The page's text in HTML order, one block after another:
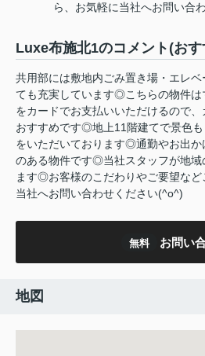
ら、お気軽に当社へお問い合
Luxe布施北1のコメント(お
共用部には敷地内ごみ置き場・エレ
ても充実しています◎こちらの物件
をカードでお支払いいただけるので
おすすめです◎地上11階建てで景色
をいただいております◎通勤やお出か
のある物件です◎当社スタッフが地域
ます◎お客様のこだわりやご要望な
当社へお問い合わせください(^o^)
無料 お問い
地図